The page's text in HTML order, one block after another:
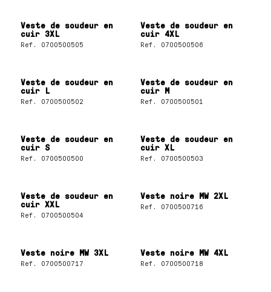
Veste de soudeur en
cuir 3XL
Ref. 0700500505
Veste de soudeur en
cuir 4XL
Ref. 0700500506
Veste de soudeur en
cuir L
Ref. 0700500502
Veste de soudeur en
cuir M
Ref. 0700500501
Veste de soudeur en
cuir S
Ref. 0700500500
Veste de soudeur en
cuir XL
Ref. 0700500503
Veste de soudeur en
cuir XXL
Ref. 0700500504
Veste noire MW 2XL
Ref. 0700500716
Veste noire MW 3XL
Ref. 0700500717
Veste noire MW 4XL
Ref. 0700500718